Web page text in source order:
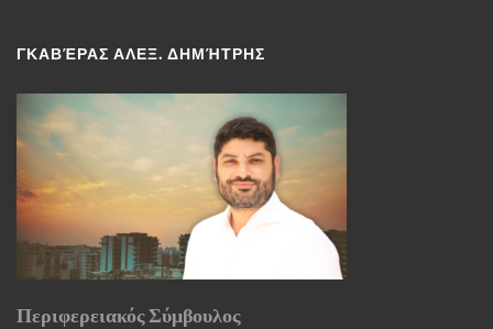
ΓΚΑΒΈΡΑΣ ΑΛΕΞ. ΔΗΜΉΤΡΗΣ
Περιφερειακός Σύμβουλος